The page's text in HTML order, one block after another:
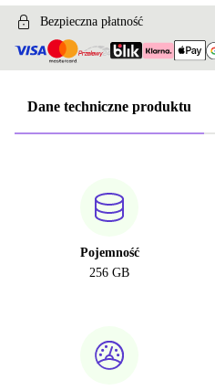
Bezpieczna płatność
Dane techniczne produktu
Pojemność
256 GB